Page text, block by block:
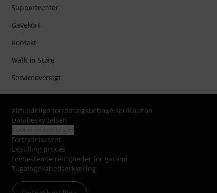
Supportcenter
Gavekort
Kontakt
Walk-in Store
Serviceoversigt
Almindelige forretningsbetingelser/Kolofon
Databeskyttelsen
Fortrydelsesret
Bestilling proces
Lovbestemte rettigheder for garanti
Tilgængelighedserklæring